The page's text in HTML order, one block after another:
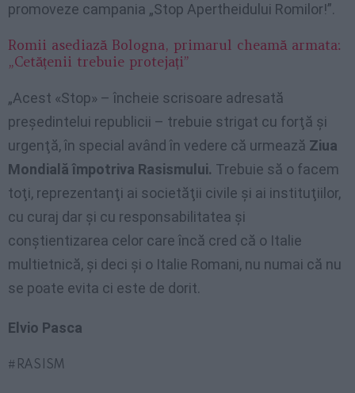
promoveze campania „Stop Apertheidului Romilor!”.
Romii asediază Bologna, primarul cheamă armata:
„Cetățenii trebuie protejați”
„Acest «Stop» – încheie scrisoare adresată
preşedintelui republicii – trebuie strigat cu forţă şi
urgenţă, în special având în vedere că urmează Ziua
Mondială împotriva Rasismului. Trebuie să o facem
toţi, reprezentanţi ai societăţii civile şi ai instituţiilor,
cu curaj dar şi cu responsabilitatea şi
conştientizarea celor care încă cred că o Italie
multietnică, şi deci şi o Italie Romani, nu numai că nu
se poate evita ci este de dorit.
Elvio Pasca
RASISM